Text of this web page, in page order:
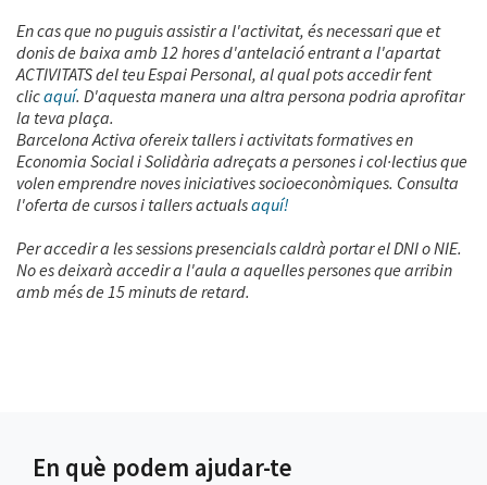
En cas que no puguis assistir a l'activitat, és necessari que et
donis de baixa amb 12 hores d'antelació entrant a l'apartat
ACTIVITATS del teu Espai Personal, al qual pots accedir fent
clicaquí. D'aquesta manera una altra persona podria aprofitar
la teva plaça.
Barcelona Activa ofereix tallers i activitats formatives en
Economia Social i Solidària adreçats a persones i col·lectius que
volen emprendre noves iniciatives socioeconòmiques. Consulta
l'oferta de cursos i tallers actualsaquí!
Per accedir a les sessions presencials caldrà portar el DNI o NIE.
No es deixarà accedir a l'aula a aquelles persones que arribin
amb més de 15 minuts de retard.
En què podem ajudar-te